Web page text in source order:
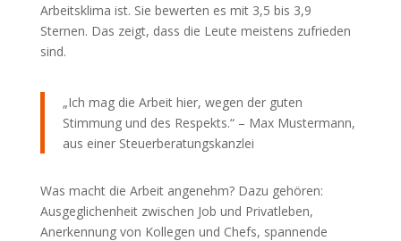
Arbeitsklima ist. Sie bewerten es mit 3,5 bis 3,9
Sternen. Das zeigt, dass die Leute meistens zufrieden
sind.
„Ich mag die Arbeit hier, wegen der guten
Stimmung und des Respekts.“ – Max Mustermann,
aus einer Steuerberatungskanzlei
Was macht die Arbeit angenehm? Dazu gehören:
Ausgeglichenheit zwischen Job und Privatleben,
Anerkennung von Kollegen und Chefs, spannende